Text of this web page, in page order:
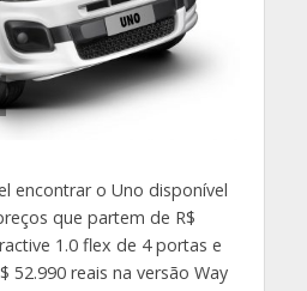
encontrar o Uno disponível
que partem de R$
1.0 flex de 4 portas e
52.990 reais na versão Way